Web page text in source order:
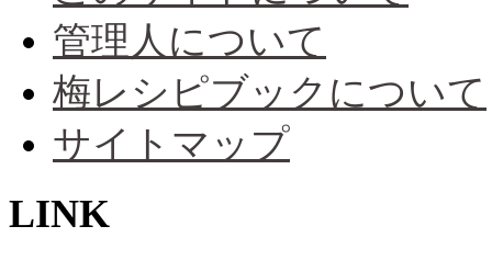
管理人について
梅レシピブックについて
サイトマップ
LINK